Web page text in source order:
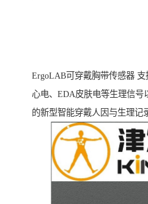
ErgoLAB可穿戴胸带传感器 支
心电、EDA皮肤电等生理信号
的新型智能穿戴人因与生理记